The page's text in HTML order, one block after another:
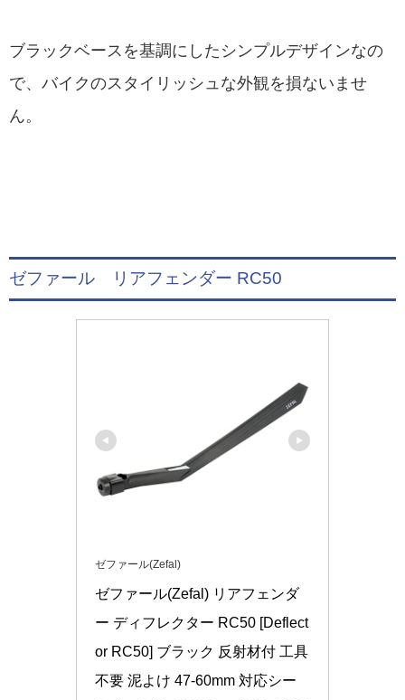
ブラックベースを基調にしたシンプルデザインなの
で、バイクのスタイリッシュな外観を損ないませ
ん。
ゼファール リアフェンダー RC50
ゼファール(Zefal)
ゼファール(Zefal) リアフェンダ
ー ディフレクター RC50 [Deflect
or RC50] ブラック 反射材付 工具
不要 泥よけ 47-60mm 対応シー